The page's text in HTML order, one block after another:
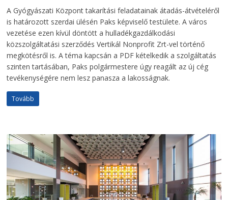
A Gyógyászati Központ takarítási feladatainak átadás-átvételéről
is határozott szerdai ülésén Paks képviselő testülete. A város
vezetése ezen kívül döntött a hulladékgazdálkodási
közszolgáltatási szerződés Vertikál Nonprofit Zrt-vel történő
megkötésről is. A téma kapcsán a PDF kételkedik a szolgáltatás
szinten tartásában, Paks polgármestere úgy reagált az új cég
tevékenységére nem lesz panasza a lakosságnak.
Tovább